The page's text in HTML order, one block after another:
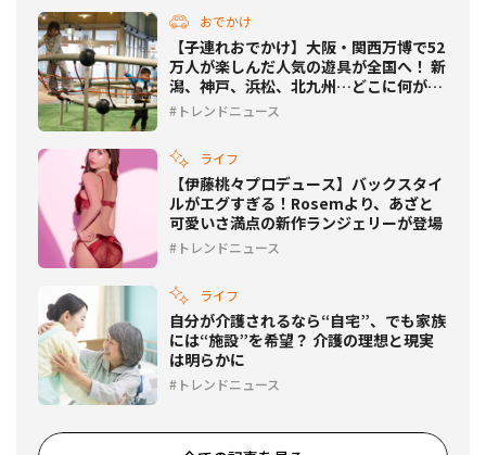
おでかけ
【子連れおでかけ】大阪・関西万博で52
万人が楽しんだ人気の遊具が全国へ！ 新
潟、神戸、浜松、北九州…どこに何が来
るかをチェック
トレンドニュース
ライフ
【伊藤桃々プロデュース】バックスタイ
ルがエグすぎる！Rosemより、あざと
可愛いさ満点の新作ランジェリーが登場
トレンドニュース
ライフ
自分が介護されるなら“自宅”、でも家族
には“施設”を希望？ 介護の理想と現実
は明らかに
トレンドニュース